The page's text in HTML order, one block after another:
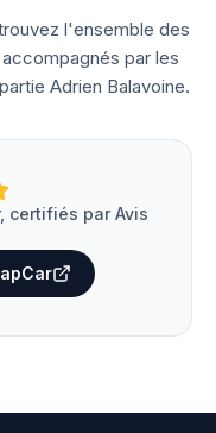
l'ensemble des
par les
Adrien Balavoine.
certifiés par Avis